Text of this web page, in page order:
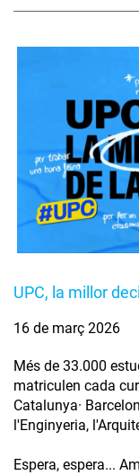
UPC, la millor
16 de març 2026
Més de 33.000
matriculen cada
Catalunya·
l'Enginyeria,
Espera, espera...